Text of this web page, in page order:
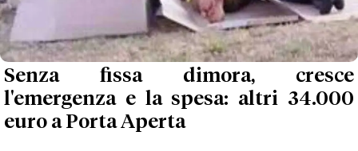
Senza fissa dimora, cresce
l'emergenza e la spesa: altri 34.000
euro a Porta Aperta